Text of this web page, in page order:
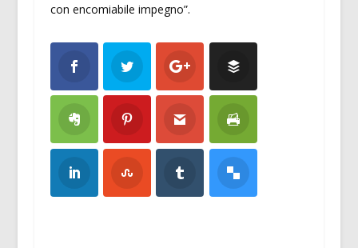
con encomiabile impegno”.